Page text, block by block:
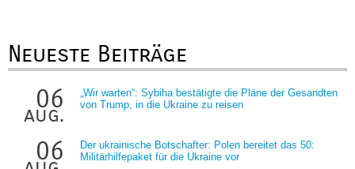
Neueste Beiträge
06
aug.
„Wir warten“: Sybiha bestätigte die Pläne der Gesandten
von Trump, in die Ukraine zu reisen
06
Der ukrainische Botschafter: Polen bereitet das 50:
Militärhilfepaket für die Ukraine vor